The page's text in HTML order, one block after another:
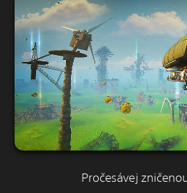
Pročesávej